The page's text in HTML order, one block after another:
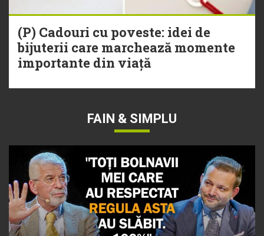
(P) Cadouri cu poveste: idei de
bijuterii care marchează momente
importante din viață
FAIN & SIMPLU